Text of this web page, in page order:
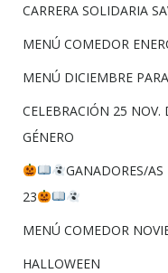
CARRERA SOLIDARIA
MENÚ COMEDOR
MENÚ DICIEMBRE
CELEBRACIÓN 25
GÉNERO
GANADORES/
23
MENÚ COMEDOR
HALLOWEEN